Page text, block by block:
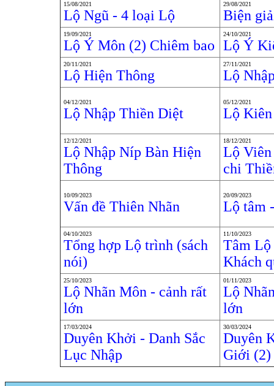
15/08/2021
Lộ Ngũ - 4 loại Lộ
29/08/2021
Biện
19/09/2021
Lộ Ý Môn (2) Chiêm bao
24/10/2021
Lộ Ý
20/11/2021
Lộ Hiện Thông
27/11/2021
Lộ
04/12/2021
Lộ Nhập Thiền Diệt
05/12/2021
Lộ
12/12/2021
Lộ Nhập Níp Bàn Hiện
Thông
18/12/2021
Lộ Viên
chi
10/09/2023
Vấn đề Thiên Nhãn
20/09/2023
Lộ tâm
04/10/2023
Tổng hợp Lộ trình (sách
nói)
11/10/2023
Tâm Lộ
Khách
25/10/2023
Lộ Nhãn Môn - cảnh rất
lớn
01/11/2023
Lộ
lớn
17/03/2024
Duyên Khởi - Danh Sắc
Lục Nhập
30/03/2024
Duyên
Giới (2)